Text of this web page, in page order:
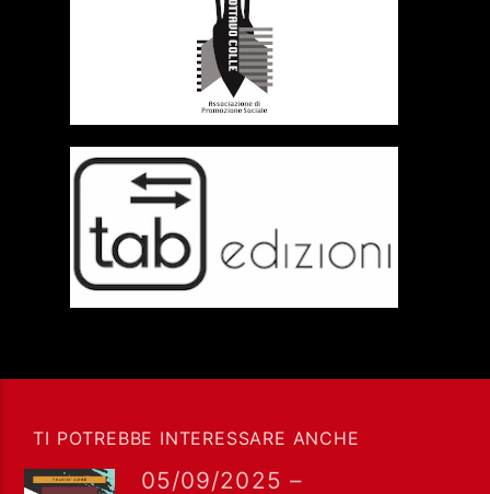
TI POTREBBE INTERESSARE ANCHE
05/09/2025 –